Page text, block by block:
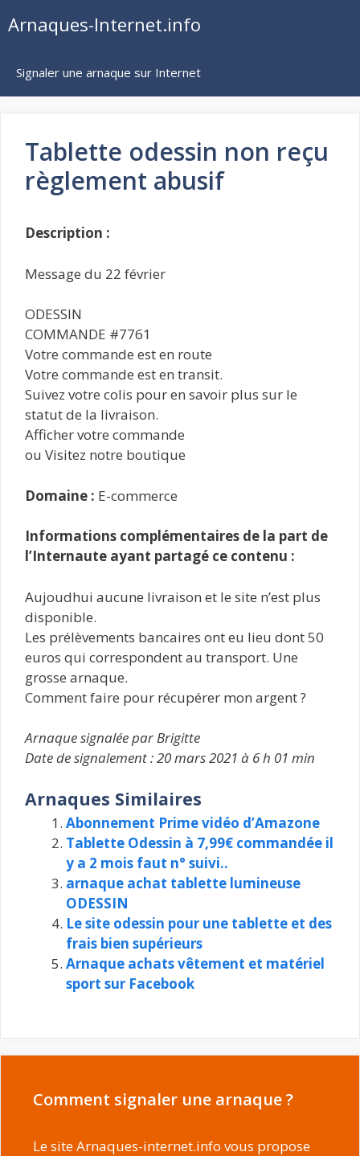
auArnaques-Internet.info
Signaler une arnaque sur Internet
Tablette odessin non reçu
règlement abusif
Description :
Message du 22 février
ODESSIN
COMMANDE #7761
Votre commande est en route
Votre commande est en transit.
Suivez votre colis pour en savoir plus sur le
statut de la livraison.
Afficher votre commande
ou Visitez notre boutique
Domaine : E-commerce
Informations complémentaires de la part de
l’Internaute ayant partagé ce contenu :
Aujoudhui aucune livraison et le site n’est plus
disponible.
Les prélèvements bancaires ont eu lieu dont 50
euros qui correspondent au transport. Une
grosse arnaque.
Comment faire pour récupérer mon argent ?
Arnaque signalée par Brigitte
Date de signalement : 20 mars 2021 à 6 h 01 min
Arnaques Similaires
Abonnement Prime vidéo d’Amazone
Tablette Odessin à 7,99€ commandée il
y a 2 mois faut n° suivi..
arnaque achat tablette lumineuse
ODESSIN
Le site odessin pour une tablette et des
frais bien supérieurs
Arnaque achats vêtement et matériel
sport sur Facebook
Comment signaler une arnaque ?
Le site Arnaques-internet.info vous propose